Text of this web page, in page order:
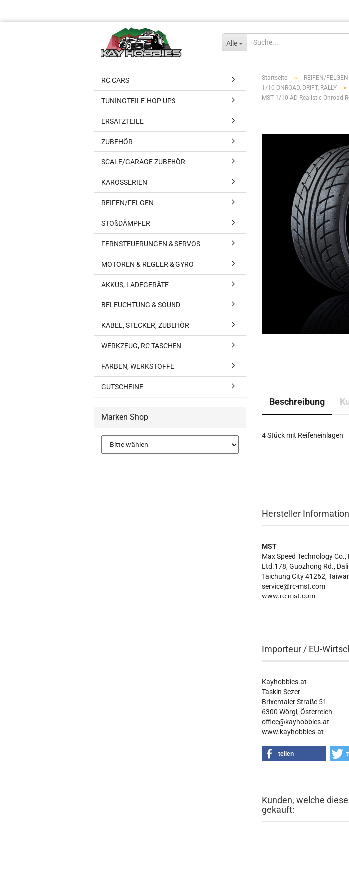
Alle
Startseite » REIFEN/FELGEN
1/10 ONROAD, DRIFT, RALLY »
MST 1/10 AD Realistic Onroad
Beschreibung
4 Stück mit Reifeneinlagen
Hersteller
MST
Max Speed Technology Co.,
Ltd.178, Guozhong Rd., Dali
Taichung City 41262,
service@rc-mst.com
www.rc-mst.com
Importeur / EU-
Kayhobbies.at
Taskin Sezer
Brixentaler Straße 51
6300 Wörgl, Österreich
office@kayhobbies.at
www.kayhobbies.at
teilen
Kunden, welche
gekauft:
RC CARS
TUNINGTEILE-HOP UPS
ERSATZTEILE
ZUBEHÖR
SCALE/GARAGE ZUBEHÖR
KAROSSERIEN
REIFEN/FELGEN
STOßDÄMPFER
FERNSTEUERUNGEN & SERVOS
MOTOREN & REGLER & GYRO
AKKUS, LADEGERÄTE
BELEUCHTUNG & SOUND
KABEL, STECKER, ZUBEHÖR
WERKZEUG, RC TASCHEN
FARBEN, WERKSTOFFE
GUTSCHEINE
Marken Shop